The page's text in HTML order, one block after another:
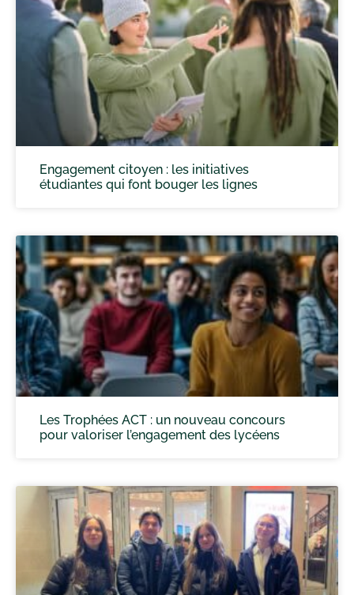
Engagement citoyen : les initiatives
étudiantes qui font bouger les lignes
Les Trophées ACT : un nouveau concours
pour valoriser l’engagement des lycéens